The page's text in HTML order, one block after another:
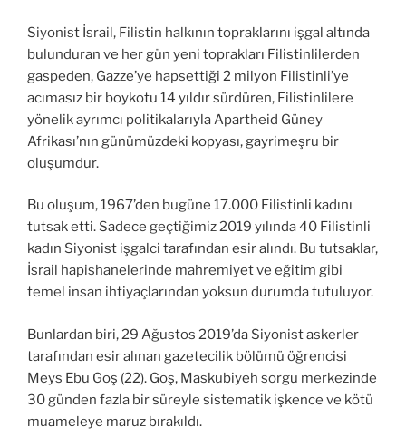
Siyonist İsrail, Filistin halkının topraklarını işgal altında
bulunduran ve her gün yeni toprakları Filistinlilerden
gaspeden, Gazze’ye hapsettiği 2 milyon Filistinli’ye
acımasız bir boykotu 14 yıldır sürdüren, Filistinlilere
yönelik ayrımcı politikalarıyla Apartheid Güney
Afrikası’nın günümüzdeki kopyası, gayrimeşru bir
oluşumdur.
Bu oluşum, 1967’den bugüne 17.000 Filistinli kadını
tutsak etti. Sadece geçtiğimiz 2019 yılında 40 Filistinli
kadın Siyonist işgalci tarafından esir alındı. Bu tutsaklar,
İsrail hapishanelerinde mahremiyet ve eğitim gibi
temel insan ihtiyaçlarından yoksun durumda tutuluyor.
Bunlardan biri, 29 Ağustos 2019’da Siyonist askerler
tarafından esir alınan gazetecilik bölümü öğrencisi
Meys Ebu Goş (22). Goş, Maskubiyeh sorgu merkezinde
30 günden fazla bir süreyle sistematik işkence ve kötü
muameleye maruz bırakıldı.